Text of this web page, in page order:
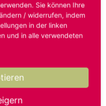
Sie können Ihre
/ widerrufen, indem
in der linken
und in alle verwendeten